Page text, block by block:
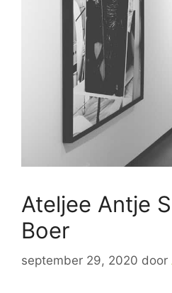
Ateljee Antje
Boer
september 29, 2020 door